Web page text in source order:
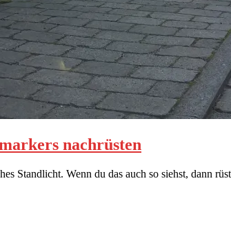
nachrüsten
Standlicht. Wenn du das auch so siehst, dann